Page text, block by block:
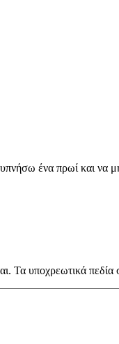
ένα πρωί και
Τα υποχρεωτικά πεδία